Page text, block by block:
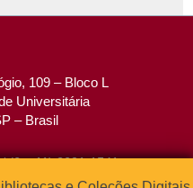
109 – Bloco L
Universitária
– Brasil
(0xx11) 3091-1541
1567